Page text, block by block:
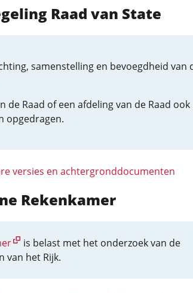
Raad van State
samenstelling en bevoegdheid van
de Raad of een afdeling van de Raad ook
opgedragen.
versies en achtergronddocumenten
Rekenkamer
is belast met het onderzoek van de
van het Rijk.